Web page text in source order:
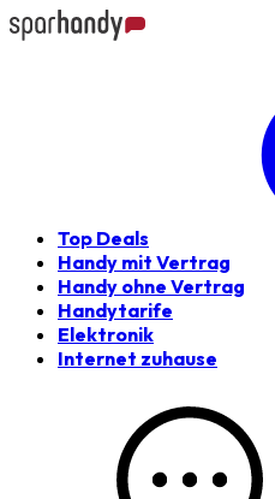
Top Deals
Handy mit Vertrag
Handy ohne Vertrag
Handytarife
Elektronik
Internet zuhause